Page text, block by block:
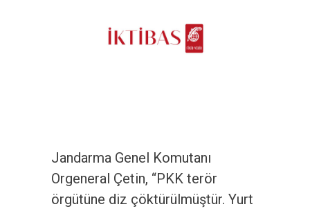
Jandarma Genel Komutanı
Orgeneral Çetin, “PKK terör
örgütüne diz çöktürülmüştür. Yurt